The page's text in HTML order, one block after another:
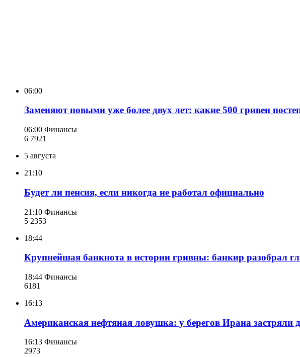
06:00
Заменяют новыми уже более двух лет: какие 500 гривен
06:00 Финансы
6 7921
5 августа
21:10
Будет ли пенсия, если никогда не работал официально
21:10 Финансы
5 2353
18:44
Крупнейшая банкнота в истории гривны: банкир разобрал
18:44 Финансы
6181
16:13
Американская нефтяная ловушка: у берегов Ирана застряли
16:13 Финансы
2973